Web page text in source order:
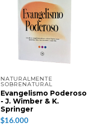
NATURALMENTE
SOBRENATURAL
Evangelismo Poderoso
- J. Wimber & K.
Springer
$16.000